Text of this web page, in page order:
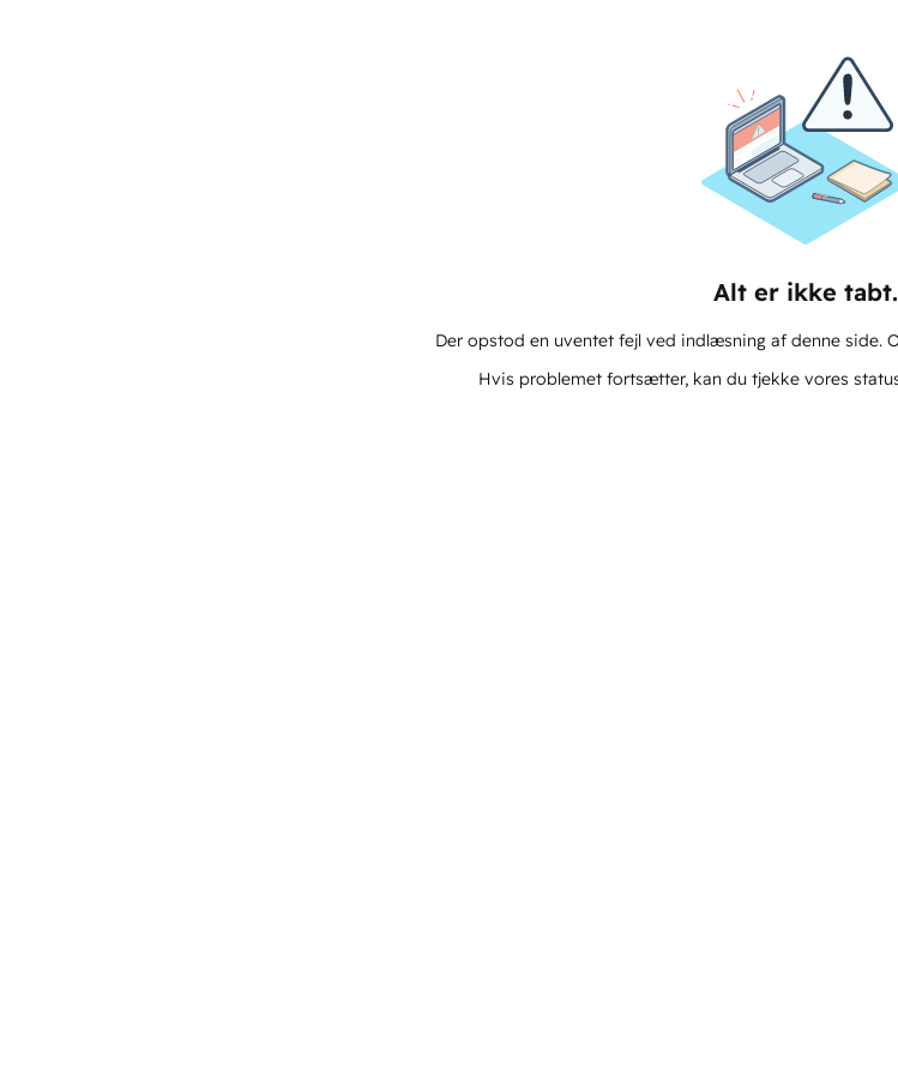
Alt er ikke tabt.
Der opstod en uventet fejl ved indlæsning af denne side.
Hvis problemet fortsætter, kan du tjekke vores